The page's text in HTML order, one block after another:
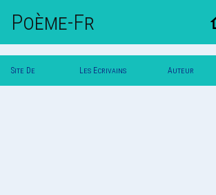
Poème-Fr
Site De Les Ecrivains Auteur